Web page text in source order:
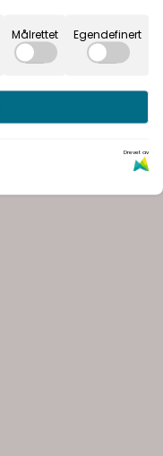
Målrettet Egendefinert
Drevet av